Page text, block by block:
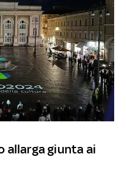
allarga giunta ai